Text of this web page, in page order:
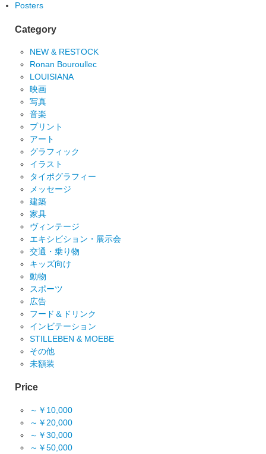
Posters
Category
NEW & RESTOCK
Ronan Bouroullec
LOUISIANA
映画
写真
音楽
プリント
アート
グラフィック
イラスト
タイポグラフィー
メッセージ
建築
家具
ヴィンテージ
エキシビション・展示会
交通・乗り物
キッズ向け
動物
スポーツ
広告
フード＆ドリンク
インビテーション
STILLEBEN & MOEBE
その他
未額装
Price
～￥10,000
～￥20,000
～￥30,000
～￥50,000